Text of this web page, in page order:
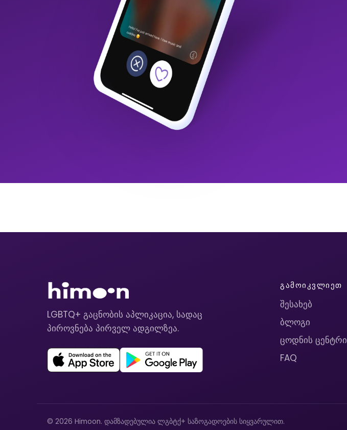
LGBTQ+ გაცნობის აპლიკაცია, სადაც
პიროვნება პირველ ადგილზეა.
ᲒᲐᲛᲝᲘᲙᲕᲚᲘᲔᲗ
შესახებ
ბლოგი
ცოდნის ცენტრი
FAQ
© 2026 Himoon. დამზადებულია ლგბტქ+ საზოგადოების სიყვარულით.